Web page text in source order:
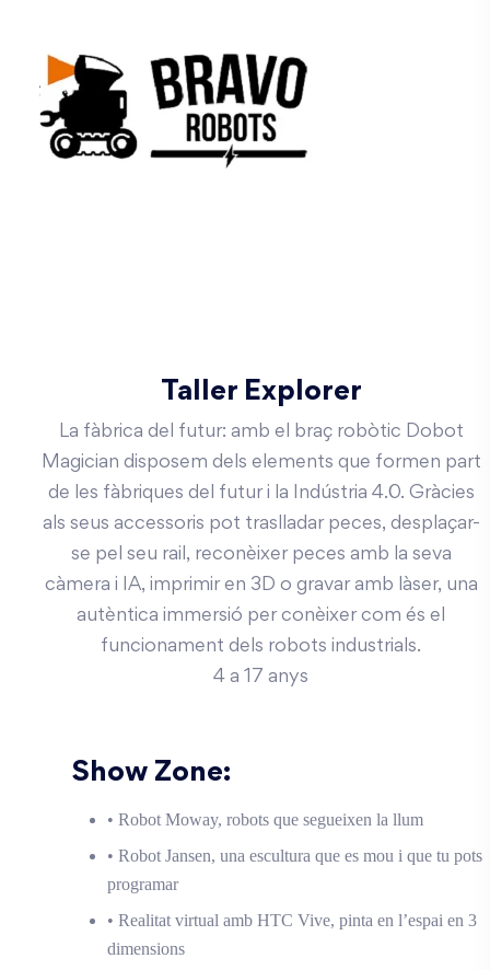
Taller Explorer
La fàbrica del futur: amb el braç robòtic Dobot
Magician disposem dels elements que formen part
de les fàbriques del futur i la Indústria 4.0. Gràcies
als seus accessoris pot traslladar peces, desplaçar-
se pel seu rail, reconèixer peces amb la seva
càmera i IA, imprimir en 3D o gravar amb làser, una
autèntica immersió per conèixer com és el
funcionament dels robots industrials.
4 a 17 anys
Show Zone:
• Robot Moway, robots que segueixen la llum
• Robot Jansen, una escultura que es mou i que tu pots
programar
• Realitat virtual amb HTC Vive, pinta en l’espai en 3
dimensions